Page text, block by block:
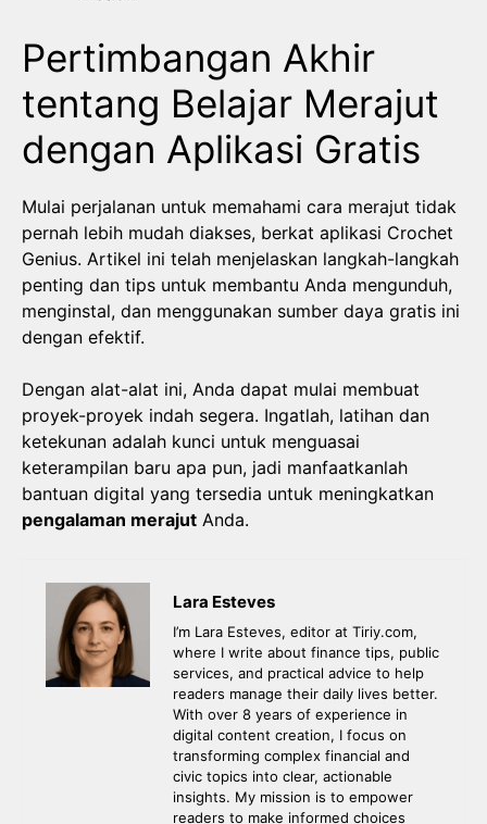
Pertimbangan Akhir
tentang Belajar Merajut
dengan Aplikasi Gratis
Mulai perjalanan untuk memahami cara merajut tidak
pernah lebih mudah diakses, berkat aplikasi Crochet
Genius. Artikel ini telah menjelaskan langkah-langkah
penting dan tips untuk membantu Anda mengunduh,
menginstal, dan menggunakan sumber daya gratis ini
dengan efektif.
Dengan alat-alat ini, Anda dapat mulai membuat
proyek-proyek indah segera. Ingatlah, latihan dan
ketekunan adalah kunci untuk menguasai
keterampilan baru apa pun, jadi manfaatkanlah
bantuan digital yang tersedia untuk meningkatkan
pengalaman merajut Anda.
Lara Esteves
I’m Lara Esteves, editor at Tiriy.com,
where I write about finance tips, public
services, and practical advice to help
readers manage their daily lives better.
With over 8 years of experience in
digital content creation, I focus on
transforming complex financial and
civic topics into clear, actionable
insights. My mission is to empower
readers to make informed choices